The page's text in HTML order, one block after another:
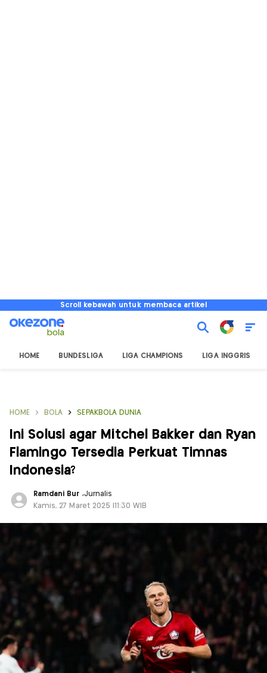
Scroll kebawah untuk membaca artikel
HOME BUNDESLIGA LIGA CHAMPIONS LIGA INGGRIS
HOME BOLA SEPAKBOLA DUNIA
Ini Solusi agar Mitchel Bakker dan Ryan
Flamingo Tersedia Perkuat Timnas
Indonesia?
Ramdani Bur ,Jurnalis
Kamis, 27 Maret 2025 |11:30 WIB